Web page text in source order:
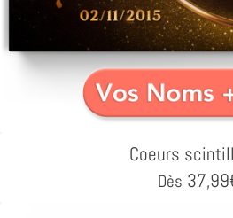
Coeurs
Dès 37,99